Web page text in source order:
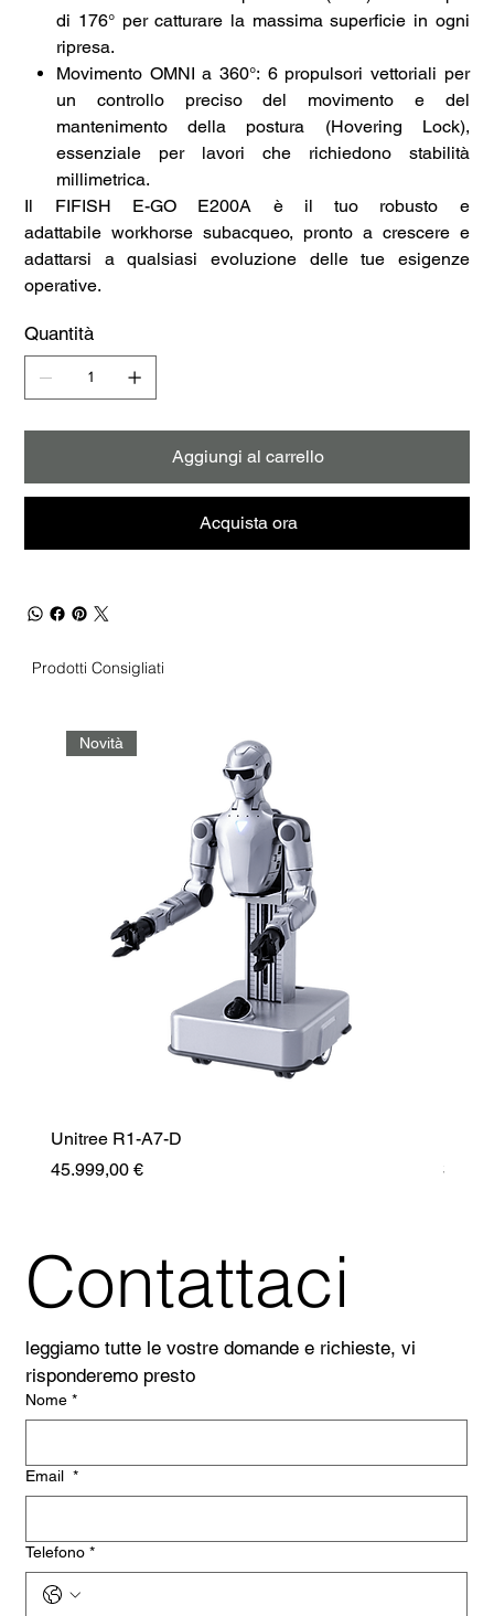
di 176° per catturare la massima superficie in ogni
ripresa.
Movimento OMNI a 360°: 6 propulsori vettoriali per
un controllo preciso del movimento e del
mantenimento della postura (Hovering Lock),
essenziale per lavori che richiedono stabilità
millimetrica.
Il FIFISH E-GO E200A è il tuo robusto e
adattabile workhorse subacqueo, pronto a crescere e
adattarsi a qualsiasi evoluzione delle tue esigenze
operative.
Quantità
Aggiungi al carrello
Acquista ora
Prodotti Consigliati
Novità
Unitree R1-A7-D
Prezzo
45.999,00 €
Contattaci
leggiamo tutte le vostre domande e richieste, vi
risponderemo presto
Nome *
Email *
Telefono *